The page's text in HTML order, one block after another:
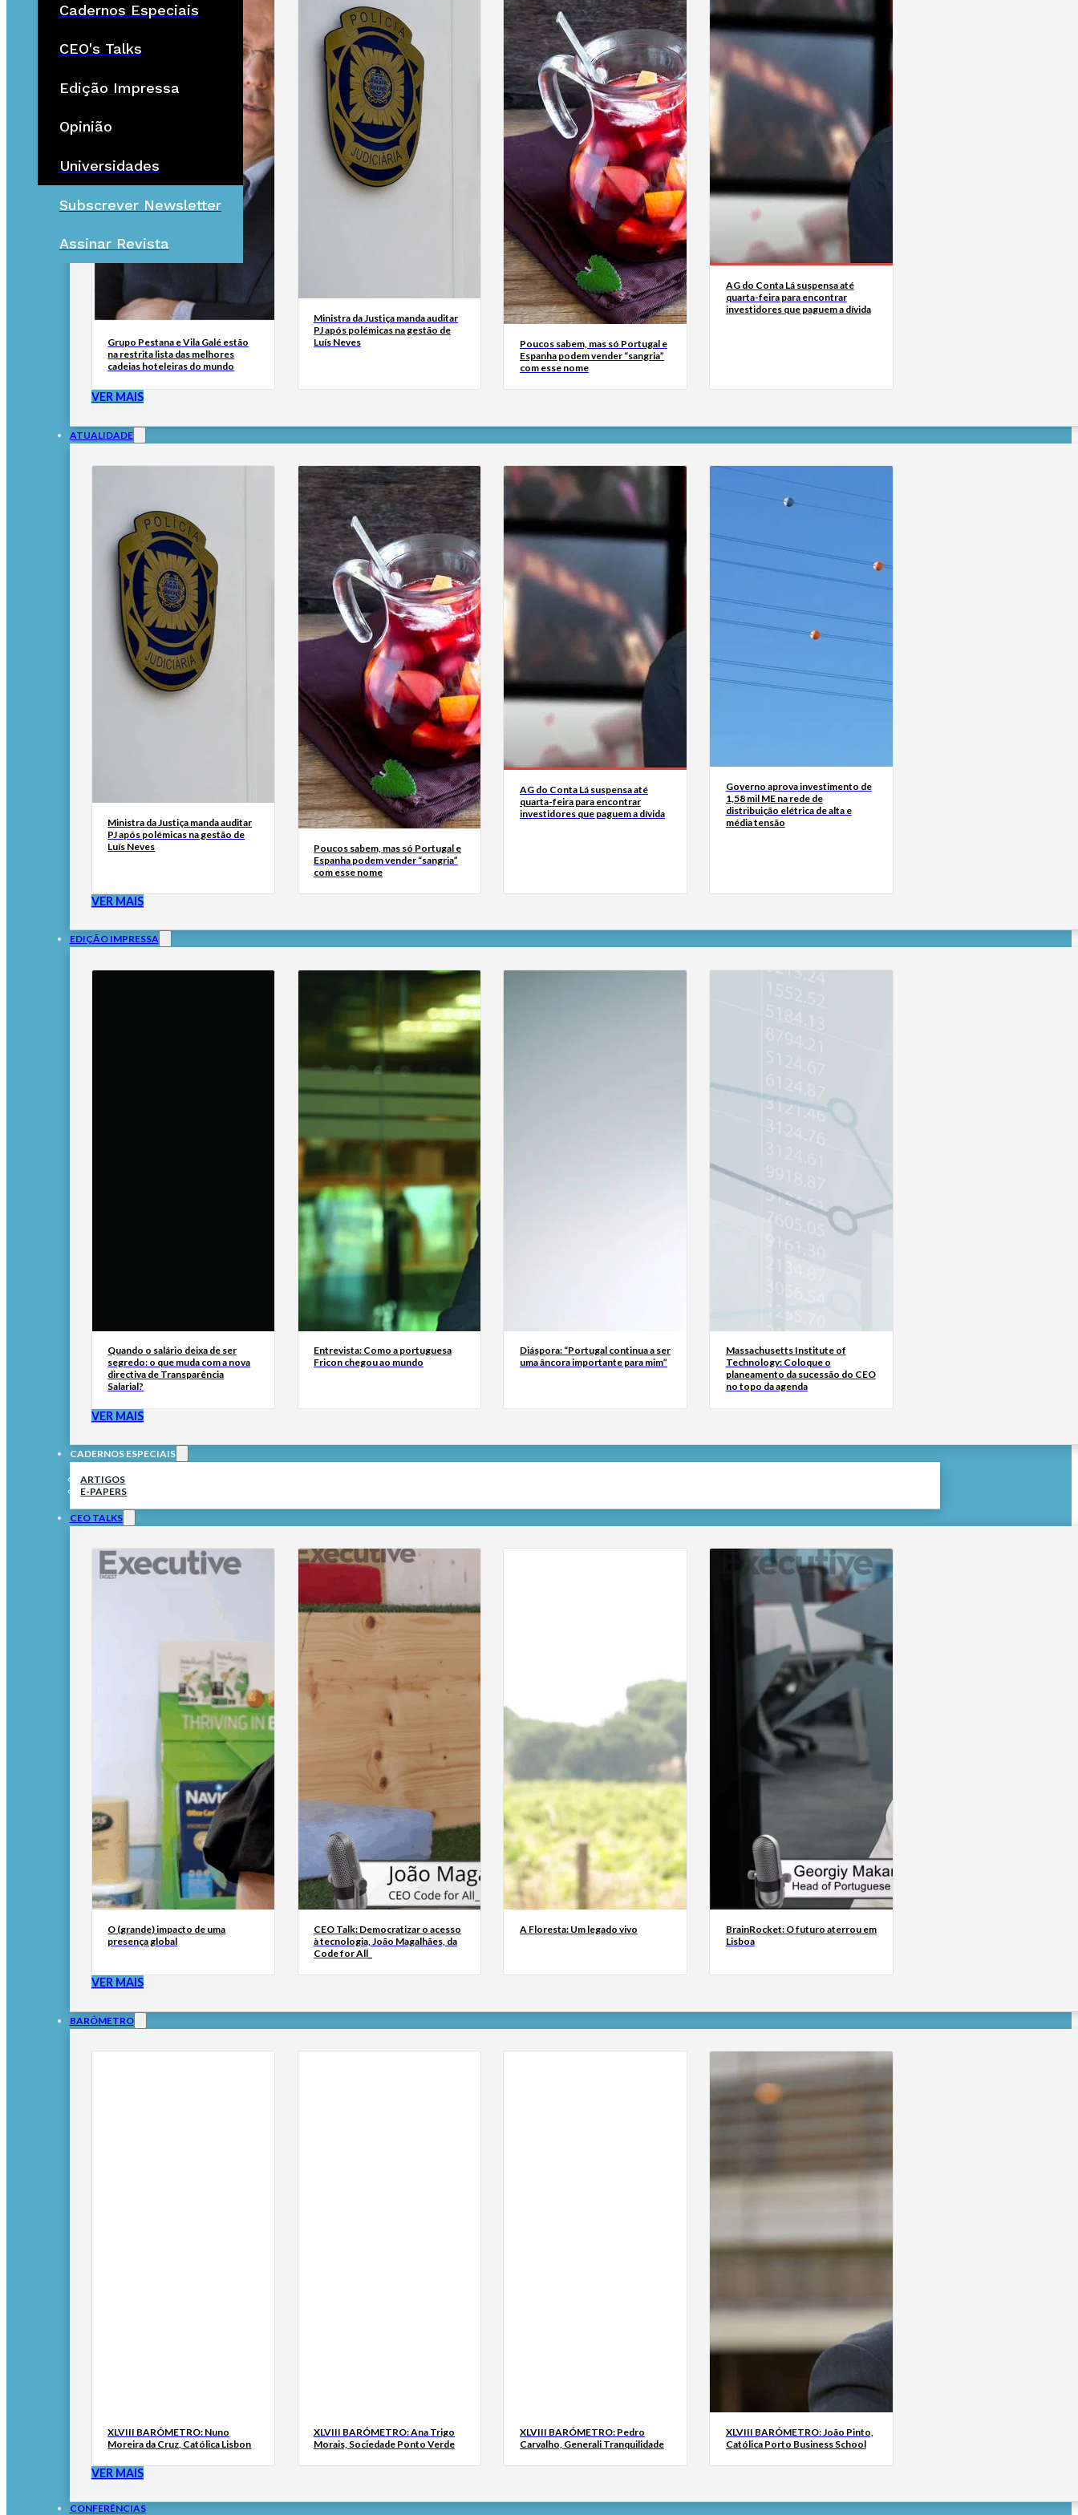
Cadernos Especiais
CEO's Talks
Edição Impressa
Opinião
Universidades
Subscrever Newsletter
Assinar Revista
Grupo Pestana e Vila Galé estão
na restrita lista das melhores
cadeias hoteleiras do mundo
Ministra da Justiça manda auditar
PJ após polémicas na gestão de
Luís Neves
Poucos sabem, mas só Portugal e
Espanha podem vender “sangria”
com esse nome
AG do Conta Lá suspensa até
quarta-feira para encontrar
investidores que paguem a dívida
VER MAIS
ATUALIDADE
Ministra da Justiça manda auditar
PJ após polémicas na gestão de
Luís Neves
Poucos sabem, mas só Portugal e
Espanha podem vender “sangria”
com esse nome
AG do Conta Lá suspensa até
quarta-feira para encontrar
investidores que paguem a dívida
Governo aprova investimento de
1,58 mil ME na rede de
distribuição elétrica de alta e
média tensão
VER MAIS
EDIÇÃO IMPRESSA
Quando o salário deixa de ser
segredo: o que muda com a nova
directiva de Transparência
Salarial?
Entrevista: Como a portuguesa
Fricon chegou ao mundo
Diáspora: “Portugal continua a ser
uma âncora importante para mim”
Massachusetts Institute of
Technology: Coloque o
planeamento da sucessão do CEO
no topo da agenda
VER MAIS
CADERNOS ESPECIAIS
ARTIGOS
E-PAPERS
CEO TALKS
O (grande) impacto de uma
presença global
CEO Talk: Democratizar o acesso
à tecnologia, João Magalhães, da
Code for All_
A Floresta: Um legado vivo
BrainRocket: O futuro aterrou em
Lisboa
VER MAIS
BARÓMETRO
XLVIII BARÓMETRO: Nuno
Moreira da Cruz, Católica Lisbon
XLVIII BARÓMETRO: Ana Trigo
Morais, Sociedade Ponto Verde
XLVIII BARÓMETRO: Pedro
Carvalho, Generali Tranquilidade
XLVIII BARÓMETRO: João Pinto,
Católica Porto Business School
VER MAIS
CONFERÊNCIAS